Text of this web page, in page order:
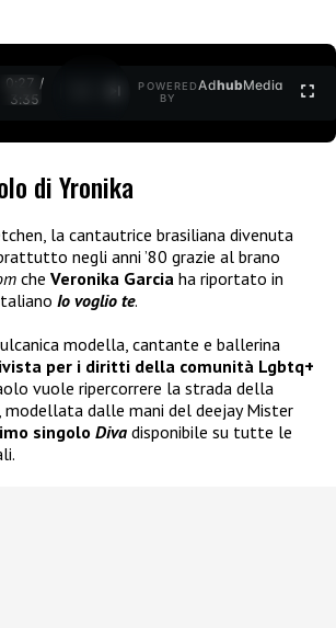
0:28 /
3:35
POWERED
BY
AdhubMedia
di Yronika
la cantautrice brasiliana divenuta
negli anni ’80 grazie al brano
che Veronika Garcia ha riportato in
Io voglio te.
modella, cantante e ballerina
per i diritti della comunità Lgbtq+
vuole ripercorrere la strada della
modellata dalle mani del deejay Mister
singolo Diva disponibile su tutte le